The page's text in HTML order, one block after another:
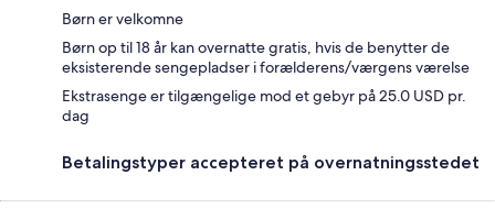
Børn er velkomne
Børn op til 18 år kan overnatte gratis, hvis de benytter de
eksisterende sengepladser i forælderens/værgens værelse
Ekstrasenge er tilgængelige mod et gebyr på 25.0 USD pr.
dag
Betalingstyper accepteret på overnatningsstedet